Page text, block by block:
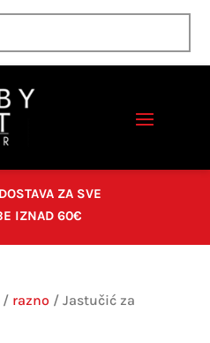
ZA SVE
IZNAD 60€
/ razno / Jastučić za